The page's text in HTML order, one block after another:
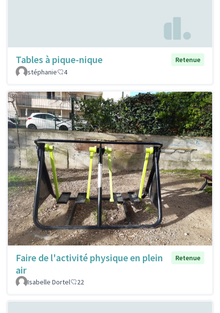
Tables à pique-nique
Retenue
stéphanie
4
Faire de l'activité physique en plein
air
Retenue
Isabelle Dortel 22